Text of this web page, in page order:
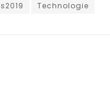
Technologie